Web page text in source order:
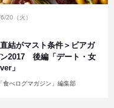
20（火）
結がマスト条件＞ビアガ
2017 後編「デート・女
」
食べログマガジン」編集部